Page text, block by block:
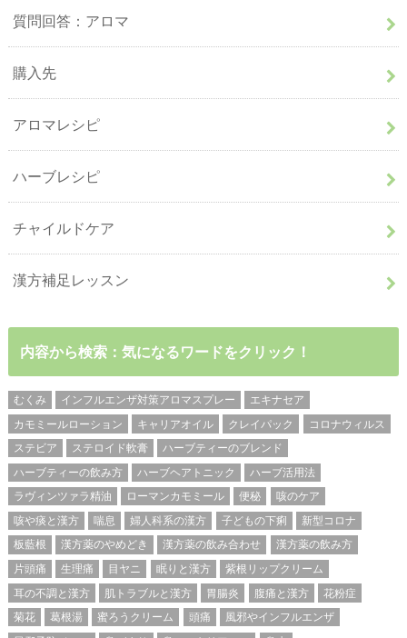
質問回答：アロマ
購入先
アロマレシピ
ハーブレシピ
チャイルドケア
漢方補足レッスン
内容から検索：気になるワードをクリック！
むくみ インフルエンザ対策アロマスプレー
エキナセア
カモミールローション
キャリアオイル クレイパック
コロナウィルス
ステビア
ステロイド軟膏
ハーブティーのブレンド
ハーブティーの飲み方
ハーブヘアトニック
ハーブ活用法
ラヴィンツァラ精油
ローマンカモミール 便秘
咳のケア
咳や痰と漢方
喘息 婦人科系の漢方 子どもの下痢
新型コロナ
板藍根
漢方薬のやめどき 漢方薬の飲み合わせ
漢方薬の飲み方
片頭痛
生理痛 目ヤニ 眠りと漢方
紫根リップクリーム
耳の不調と漢方
肌トラブルと漢方 胃腸炎 腹痛と漢方
花粉症
菊花
葛根湯 蜜ろうクリーム 頭痛
風邪やインフルエンザ